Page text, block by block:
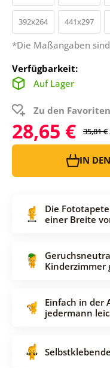
392x264 441x297
*Die Maßangaben
Verfügbarkeit:
Auf Lager
Zu den
28,65 € 35,81 €
IN
Die
einer Breite
Kinderzimmer
Einfach in der
jedermann